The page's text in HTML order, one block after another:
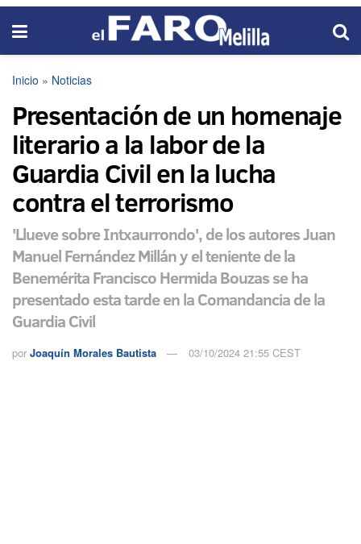
Inicio » Noticias
Presentación de un homenaje
literario a la labor de la
Guardia Civil en la lucha
contra el terrorismo
'Llueve sobre Intxaurrondo', de los autores Juan
Manuel Fernández Millán y el teniente de la
Benemérita Francisco Hermida Bouzas se ha
presentado esta tarde en la Comandancia de la
Guardia Civil
por Joaquín Morales Bautista 03/10/2024 21:55 CEST